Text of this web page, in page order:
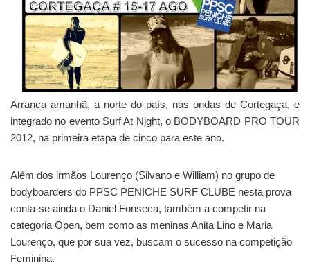
Arranca amanhã, a norte do país, nas ondas de Cortegaça, e
integrado no evento Surf At Night, o BODYBOARD PRO TOUR
2012, na primeira etapa de cinco para este ano.
Além dos irmãos Lourenço (Silvano e William) no grupo de
bodyboarders do PPSC PENICHE SURF CLUBE nesta prova
conta-se ainda o Daniel Fonseca, também a competir na
categoria Open, bem como as meninas Anita Lino e Maria
Lourenço, que por sua vez, buscam o sucesso na competição
Feminina.